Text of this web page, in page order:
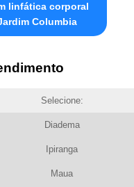
linfática corporal
Columbia
Selecione:
Diadema
Ipiranga
Maua